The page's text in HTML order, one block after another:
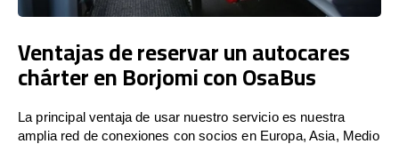
Ventajas de reservar un autocares
chárter en Borjomi con OsaBus
La principal ventaja de usar nuestro servicio es nuestra
amplia red de conexiones con socios en Europa, Asia, Medio